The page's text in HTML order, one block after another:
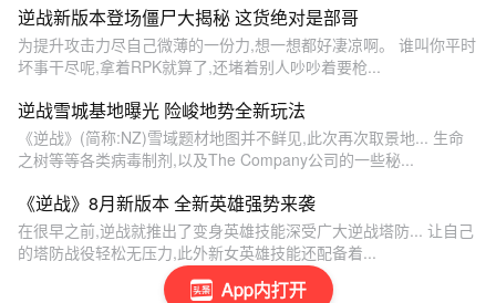
App内打开
逆战新版本登场僵尸大揭秘 这货绝对是部哥
为提升攻击力尽自己微薄的一份力,想一想都好凄凉啊。 谁叫你平时
坏事干尽呢,拿着RPK就算了,还堵着别人吵吵着要枪...
逆战雪城基地曝光 险峻地势全新玩法
《逆战》(简称:NZ)雪域题材地图并不鲜见,此次再次取景地... 生命
之树等等各类病毒制剂,以及The Company公司的一些秘...
《逆战》8月新版本 全新英雄强势来袭
在很早之前,逆战就推出了变身英雄技能深受广大逆战塔防... 让自己
的塔防战役轻松无压力,此外新女英雄技能还配备着...